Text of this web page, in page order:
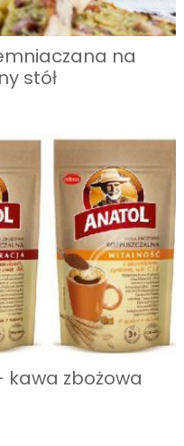
na
stół
kawa zbożowa